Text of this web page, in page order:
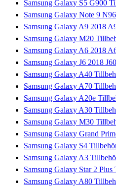
Samsung Galaxy S5 G900
Samsung Galaxy Note 9
Samsung Galaxy A9 2018
Samsung Galaxy M20
Samsung Galaxy A6 2018
Samsung Galaxy J6 2018
Samsung Galaxy A40
Samsung Galaxy A70
Samsung Galaxy A20e
Samsung Galaxy A30
Samsung Galaxy M30
Samsung Galaxy Grand
Samsung Galaxy S4
Samsung Galaxy A3
Samsung Galaxy Star 2
Samsung Galaxy A80